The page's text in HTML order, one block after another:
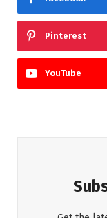
Pinterest
YouTube